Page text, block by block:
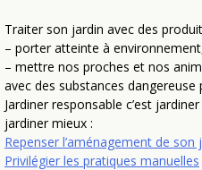
Traiter son jardin avec des
– porter atteinte à
– mettre nos proches et nos
avec des substances dangereuse
Jardiner responsable c’est
jardiner mieux :
Repenser l’aménagement de son
Privilégier les pratiques manuelles